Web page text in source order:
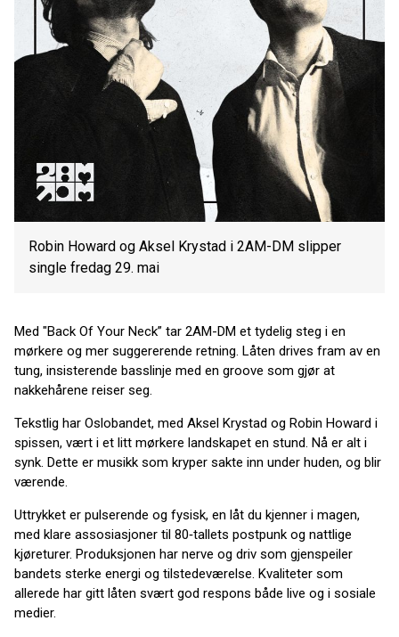
Robin Howard og Aksel Krystad i 2AM-DM slipper
single fredag 29. mai
Med "Back Of Your Neck” tar 2AM-DM et tydelig steg i en
mørkere og mer suggererende retning. Låten drives fram av en
tung, insisterende basslinje med en groove som gjør at
nakkehårene reiser seg.
Tekstlig har Oslobandet, med Aksel Krystad og Robin Howard i
spissen, vært i et litt mørkere landskapet en stund. Nå er alt i
synk. Dette er musikk som kryper sakte inn under huden, og blir
værende.
Uttrykket er pulserende og fysisk, en låt du kjenner i magen,
med klare assosiasjoner til 80‑tallets postpunk og nattlige
kjøreturer. Produksjonen har nerve og driv som gjenspeiler
bandets sterke energi og tilstedeværelse. Kvaliteter som
allerede har gitt låten svært god respons både live og i sosiale
medier.